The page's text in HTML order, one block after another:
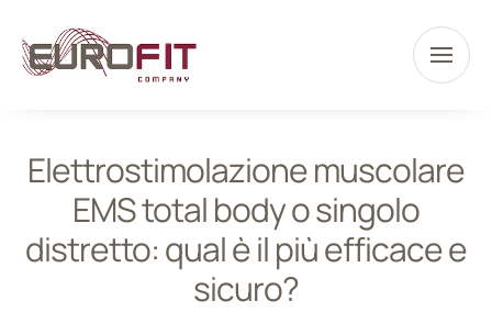
Elettrostimolazione muscolare
EMS total body o singolo
distretto: qual è il più efficace e
sicuro?